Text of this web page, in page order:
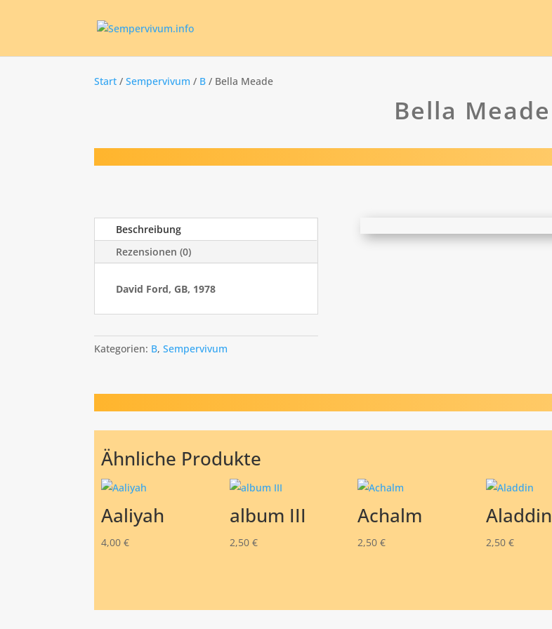
Start /Sempervivum / B / Bella Meade
Bella Meade
Beschreibung
Rezensionen (0)
David Ford, GB, 1978
Kategorien: B,Sempervivum
Ähnliche Produkte
Aaliyah
4,00€
album III
2,50 €
Achalm
2,50€
Aladdin
2,50 €